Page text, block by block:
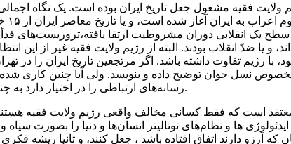
ولایت فقیه مشغول جعل تاریخ ایران بوده است. یک نگاه
یک انقلابی دوران مشروطیت ارتقا یافته،تروریست‌های
و یا ضدّ انقلاب بودند. البته از رژیم ولایت فقیه غیر از این
با رژیم تفاوت داشته باشد. اگر مرتجعین تاریخ ایران را در
بخصوص نسل جوان توضیح داده و بنویسد. ولی‌ آیا چنین کاری
رسانه‌های ارتباطی‌ را در اختیار دارد به چنین اصلی‌ معتقد است؟ نگارنده چنین تصوری ندارد.
است که فقط کسانی‌ مخالف واقعی‌ رژیم ولایت فقیه
ها و نظام‌های توتالیتر انسان‌ها و دنیا را بصورت
که آرزو دارند اتفاق افتاده باشد ، جعل کنند، و ثانیا ریشه